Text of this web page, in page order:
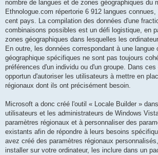
nombre de langues et de zones géographiques du
Ethnologue.com répertorie 6 912 langues
cent pays. La compilation des données d'une
combinaisons possibles est un défi logistique, en
zones géographiques dans lesquelles les
En outre, les données correspondant à une langue
géographique spécifiques ne sont pas toujours
préférences d'un individu ou d'un groupe. Dans
opportun d'autoriser les utilisateurs à mettre en
régionaux dont ils ont précisément besoin.
Microsoft a donc créé l'outil « Locale Builder »
utilisateurs et les administrateurs de Windows
paramètres régionaux et à personnaliser des
existants afin de répondre à leurs besoins
avez créé des paramètres régionaux
installer sur votre ordinateur, les inclure dans un